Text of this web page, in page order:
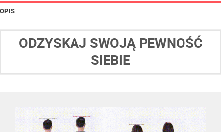
ODZYSKAJ SWOJĄ PEWNOŚĆ
SIEBIE